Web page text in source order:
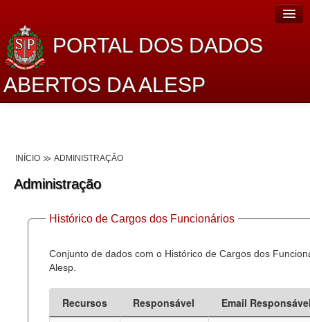
PORTAL DOS DADOS
ABERTOS DA ALESP
Dados Abertos Alesp
Lei de Acesso à Informação
Dados Governamentais Abertos
Planejamento
Catálogo de dados
Processo Legislativo
INÍCIO ADMINISTRAÇÃO
Administração
Histórico de Cargos dos Funcionários
Conjunto de dados com o Histórico de Cargos dos
Alesp.
Recursos Responsável
Email